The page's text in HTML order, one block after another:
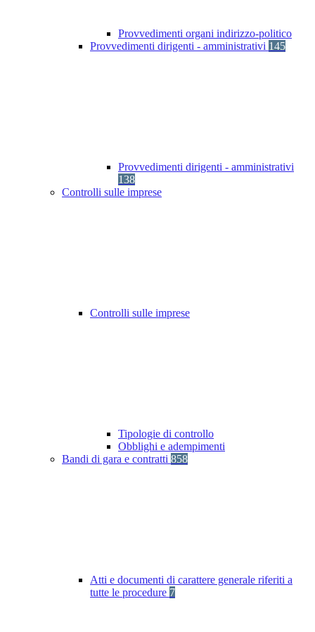
Provvedimenti organi indirizzo-politico
Provvedimenti dirigenti - amministrativi 145
Provvedimenti dirigenti - amministrativi
138
Controlli sulle imprese
Controlli sulle imprese
Tipologie di controllo
Obblighi e adempimenti
Bandi di gara e contratti 858
Atti e documenti di carattere generale riferiti a
tutte le procedure 7